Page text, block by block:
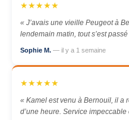
★★★★★
« J’avais une vieille Peugeot à
lendemain matin, tout s’est
Sophie M. — il y a 1 semaine
★★★★★
« Kamel est venu à Bernouil, il a
d’une heure. Service impeccable